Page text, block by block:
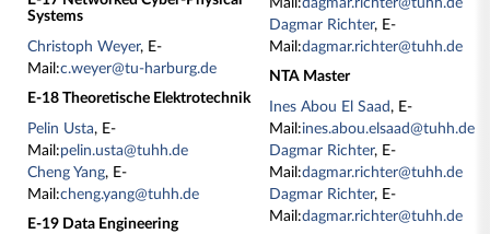
Systems
Christoph Weyer, E-
Mail:c.weyer@tu-harburg.de
E-18 Theoretische Elektrotechnik
Pelin Usta, E-
Mail:pelin.usta@tuhh.de
Cheng Yang, E-
Mail:cheng.yang@tuhh.de
E-19 Data Engineering
Mail:dagmar.richter@tuhh.de
Dagmar Richter, E-
Mail:dagmar.richter@tuhh.de
NTA Master
Ines Abou El Saad, E-
Mail:ines.abou.elsaad@tuhh.de
Dagmar Richter, E-
Mail:dagmar.richter@tuhh.de
Dagmar Richter, E-
Mail:dagmar.richter@tuhh.de